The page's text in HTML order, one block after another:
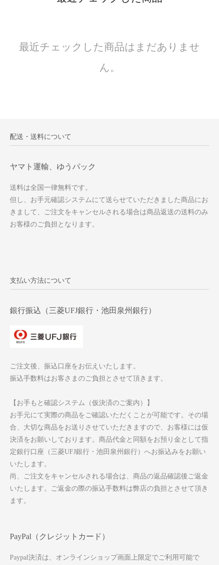
最近チェックした商品はまだありませ
ん。
配送・送料について
ヤマト運輸、ゆうパック
送料は全国一律無料です。
但し、お手元確認システムにて送らせていただきました商品にお
きまして、ご注文をキャンセルされる場合は商品返送の送料のみ
お客様のご負担となります。
支払い方法について
銀行振込（三菱UFJ銀行・池田泉州銀行）
ご注文後、振込口座をお伝えいたします。
振込手数料はお客さまのご負担とさせて頂きます。
【お手もと確認システム（仮決済のご案内）】
お手元にて実際の商品をご確認いただくことが可能です。その場
合、大切な商品をお送りさせていただきますので、お客様には仮
決済をお願いしております。商品代金と同額をお預り金として指
定銀行口座（三菱UFJ銀行・池田泉州銀行）へお振込みをお願い
いたします。
尚、ご注文をキャンセルされる場合は、商品の返品確認後ご返金
いたします。ご返金の際の振込手数料は弊店の負担とさせて頂き
ます。
PayPal（クレジットカード）
Paypal決済は、オンラインショップ画面上限定でご利用可能で